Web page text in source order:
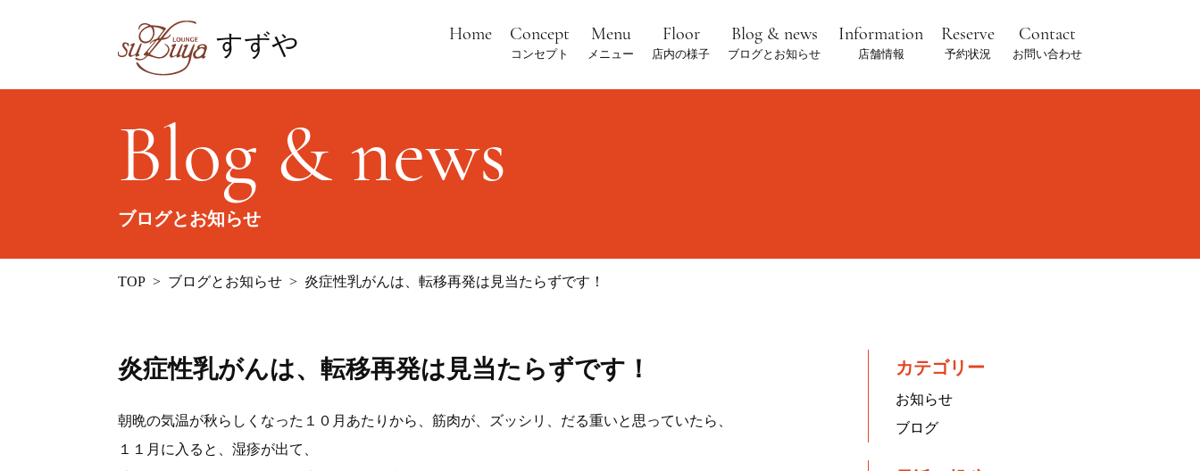
すずや Home Concept
コンセプト
Menu
メニュー
Floor
店内の様子
Blog & news
ブログとお知らせ
Information
店舗情報
Reserve
予約状況
Contact
お問い合わせ
Blog & news
ブログとお知らせ
TOP ブログとお知らせ 炎症性乳がんは、転移再発は見当たらずです！
炎症性乳がんは、転移再発は見当たらずです！
朝晩の気温が秋らしくなった１０月あたりから、筋肉が、ズッシリ、だる重いと思っていたら、
１１月に入ると、湿疹が出て、
カテゴリー
お知らせ
ブログ